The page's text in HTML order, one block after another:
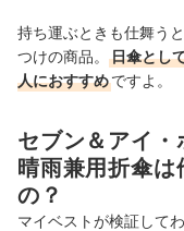
持ち運ぶときも仕舞う
つけの商品。
日傘とし
人におすすめですよ。
セブン＆アイ・
晴雨兼用折傘は
の？
マイベストが検証して